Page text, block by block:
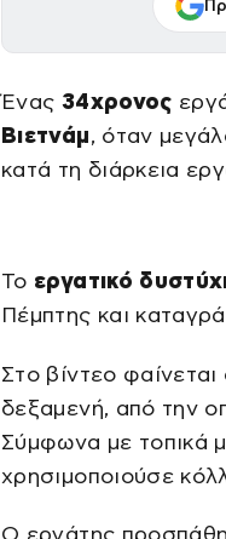
Ένας 34χρονος
Βιετνάμ, όταν
κατά τη διάρκεια
Το εργατικό
Πέμπτης και
Στο βίντεο
δεξαμενή, από την
Σύμφωνα με τοπικά
χρησιμοποιούσε